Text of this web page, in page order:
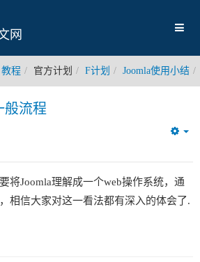
网
教程 官方计划 F计划 Joomla使用小结
般流程
将Joomla理解成一个web操作系统，通
相信大家对这一看法都有深入的体会了.